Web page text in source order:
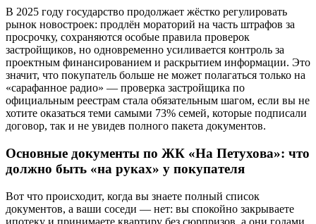
В 2025 году государство продолжает жёстко регулировать
рынок новостроек: продлён мораторий на часть штрафов за
просрочку, сохраняются особые правила проверок
застройщиков, но одновременно усиливается контроль за
проектным финансированием и раскрытием информации. Это
значит, что покупатель больше не может полагаться только на
«сарафанное радио» — проверка застройщика по
официальным реестрам стала обязательным шагом, если вы не
хотите оказаться теми самыми 73% семей, которые подписали
договор, так и не увидев полного пакета документов.
Основные документы по ЖК «На Петухова»: что
должно быть «на руках» у покупателя
Вот что происходит, когда вы знаете полный список
документов, а ваши соседи — нет: вы спокойно закрываете
ипотеку и принимаете квартиру без сюрпризов, а они годами